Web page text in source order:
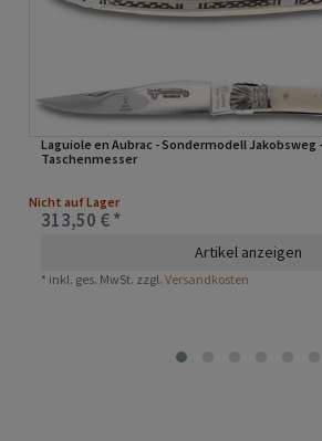
Laguiole en Aubrac - Sondermodell Jakobsweg
Taschenmesser
Nicht auf Lager
313,50 € *
Artikel anzeigen
* inkl. ges. MwSt. zzgl.Versandkosten